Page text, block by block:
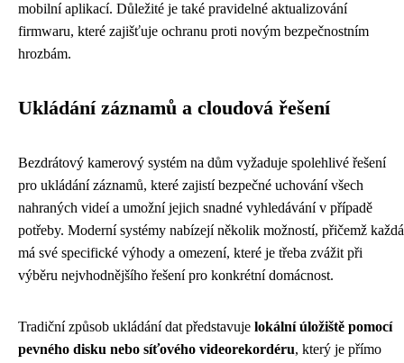
mobilní aplikací. Důležité je také pravidelné aktualizování
firmwaru, které zajišťuje ochranu proti novým bezpečnostním
hrozbám.
Ukládání záznamů a cloudová řešení
Bezdrátový kamerový systém na dům vyžaduje spolehlivé řešení
pro ukládání záznamů, které zajistí bezpečné uchování všech
nahraných videí a umožní jejich snadné vyhledávání v případě
potřeby. Moderní systémy nabízejí několik možností, přičemž každá
má své specifické výhody a omezení, které je třeba zvážit při
výběru nejvhodnějšího řešení pro konkrétní domácnost.
Tradiční způsob ukládání dat představuje lokální úložiště pomocí
pevného disku nebo síťového videorekordéru, který je přímo